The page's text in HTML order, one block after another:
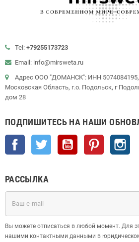
Tel: +79255173723
Email: info@mirsweta.ru
Адрес ООО "ДОМАНСК": ИНН 5074084195,
Московская Область, г.о. Подольск, г
дом 28
ПОДПИШИТЕСЬ НА НАШИ
Facebook Twitter YouTube Pinterest
РАССЫЛКА
Вы можете отписаться в любой момент. Для
нашими контактными данными в